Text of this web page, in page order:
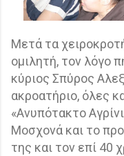
Μετά τα
ομιλητή, τον λόγο
κύριος Σπύρος
ακροατήριο, όλες
«Ανυπότακτο
Μοσχονά και το
της και τον επί 40